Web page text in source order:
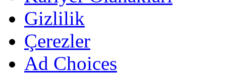
Gizlilik
Çerezler
Ad Choices